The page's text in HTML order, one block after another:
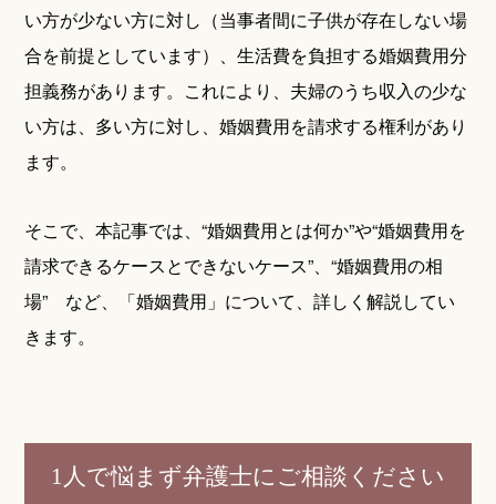
い方が少ない方に対し（当事者間に子供が存在しない場
合を前提としています）、生活費を負担する婚姻費用分
担義務があります。これにより、夫婦のうち収入の少な
い方は、多い方に対し、婚姻費用を請求する権利があり
ます。
そこで、本記事では、“婚姻費用とは何か”や“婚姻費用を
請求できるケースとできないケース”、“婚姻費用の相
場” など、「婚姻費用」について、詳しく解説してい
きます。
1人で悩まず弁護士にご相談ください